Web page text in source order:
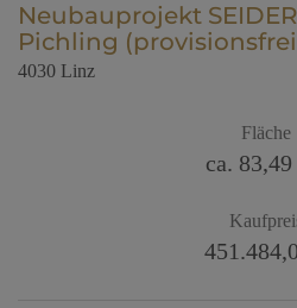
Neubauprojekt
Pichling
4030 Linz
Fläche
ca. 83,49